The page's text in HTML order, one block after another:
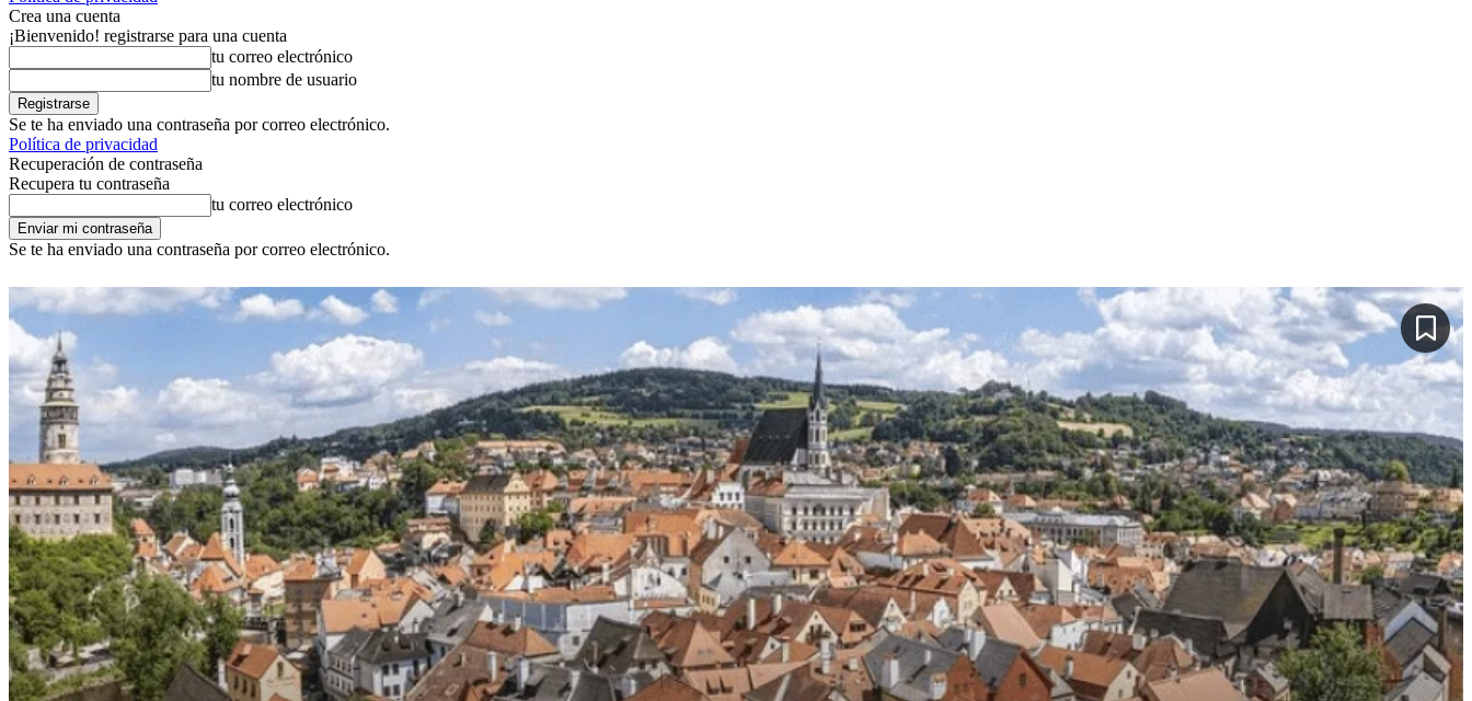
Crea una cuenta
¡Bienvenido! registrarse para una cuenta
tu correo electrónico
tu nombre de usuario
Se te ha enviado una contraseña por correo electrónico.
Política de privacidad
Recuperación de contraseña
Recupera tu contraseña
tu correo electrónico
Se te ha enviado una contraseña por correo electrónico.